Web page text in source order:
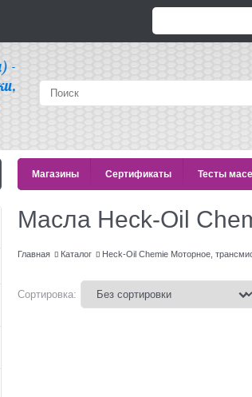
Магазины Сертификаты Тесты
Масла Heck-Oil
Главная Каталог Heck-Oil Chemie Моторное,
Сортировка: